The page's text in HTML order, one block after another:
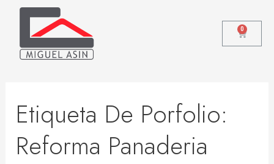
0
Etiqueta De Porfolio:
Reforma Panaderia